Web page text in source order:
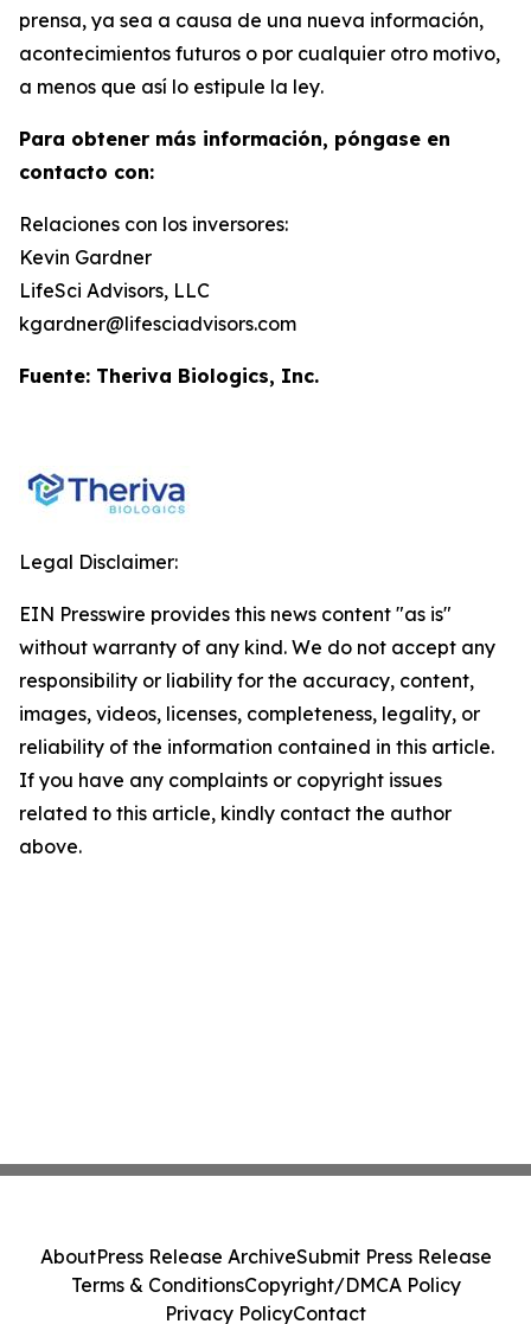
prensa, ya sea a causa de una nueva información,
acontecimientos futuros o por cualquier otro motivo,
a menos que así lo estipule la ley.
Para obtener más información, póngase en
contacto con:
Relaciones con los inversores:
Kevin Gardner
LifeSci Advisors, LLC
kgardner@lifesciadvisors.com
Fuente: Theriva Biologics, Inc.
Legal Disclaimer:
EIN Presswire provides this news content "as is"
without warranty of any kind. We do not accept any
responsibility or liability for the accuracy, content,
images, videos, licenses, completeness, legality, or
reliability of the information contained in this article.
If you have any complaints or copyright issues
related to this article, kindly contact the author
above.
AboutPress Release ArchiveSubmit Press Release
Terms & ConditionsCopyright/DMCA Policy
Privacy PolicyContact